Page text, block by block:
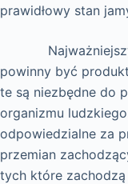
prawidłowy stan
Najważniejszym
powinny być
te są niezbędne do
organizmu
odpowiedzialne za
przemian
tych które zachodzą